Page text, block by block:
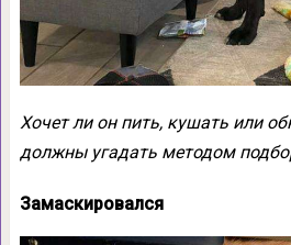
Хочет ли он пить, кушать или
должны угадать методом
Замаскировался